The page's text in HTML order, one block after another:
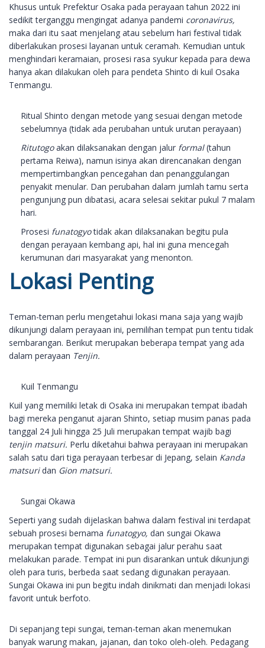
Khusus untuk Prefektur Osaka pada perayaan tahun 2022 ini
sedikit terganggu mengingat adanya pandemi coronavirus,
maka dari itu saat menjelang atau sebelum hari festival tidak
diberlakukan prosesi layanan untuk ceramah. Kemudian untuk
menghindari keramaian, prosesi rasa syukur kepada para dewa
hanya akan dilakukan oleh para pendeta Shinto di kuil Osaka
Tenmangu.
Ritual Shinto dengan metode yang sesuai dengan metode
sebelumnya (tidak ada perubahan untuk urutan perayaan)
Ritutogoakan dilaksanakan dengan jalur formal(tahun
pertama Reiwa), namun isinya akan direncanakan dengan
mempertimbangkan pencegahan dan penanggulangan
penyakit menular. Dan perubahan dalam jumlah tamu serta
pengunjung pun dibatasi, acara selesai sekitar pukul 7 malam
hari.
Prosesi funatogyotidak akan dilaksanakan begitu pula
dengan perayaan kembang api, hal ini guna mencegah
kerumunan dari masyarakat yang menonton.
Lokasi Penting
Teman-teman perlu mengetahui lokasi mana saja yang wajib
dikunjungi dalam perayaan ini, pemilihan tempat pun tentu tidak
sembarangan. Berikut merupakan beberapa tempat yang ada
dalam perayaan Tenjin.
Kuil Tenmangu
Kuil yang memiliki letak di Osaka ini merupakan tempat ibadah
bagi mereka penganut ajaran Shinto, setiap musim panas pada
tanggal 24 Juli hingga 25 Juli merupakan tempat wajib bagi
tenjin matsuri. Perlu diketahui bahwa perayaan ini merupakan
salah satu dari tiga perayaan terbesar di Jepang, selain Kanda
matsuridan Gion matsuri.
Sungai Okawa
Seperti yang sudah dijelaskan bahwa dalam festival ini terdapat
sebuah prosesi bernama funatogyo, dan sungai Okawa
merupakan tempat digunakan sebagai jalur perahu saat
melakukan parade. Tempat ini pun disarankan untuk dikunjungi
oleh para turis, berbeda saat sedang digunakan perayaan.
Sungai Okawa ini pun begitu indah dinikmati dan menjadi lokasi
favorit untuk berfoto.
Di sepanjang tepi sungai, teman-teman akan menemukan
banyak warung makan, jajanan, dan toko oleh-oleh. Pedagang